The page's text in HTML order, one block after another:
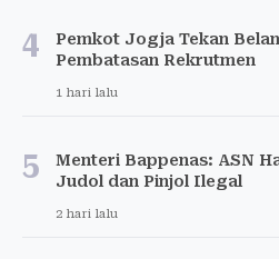
4
Pemkot Jogja Tekan
Pembatasan Rekrutmen
1 hari lalu
5
Menteri Bappenas: ASN
Judol dan Pinjol Ilegal
2 hari lalu